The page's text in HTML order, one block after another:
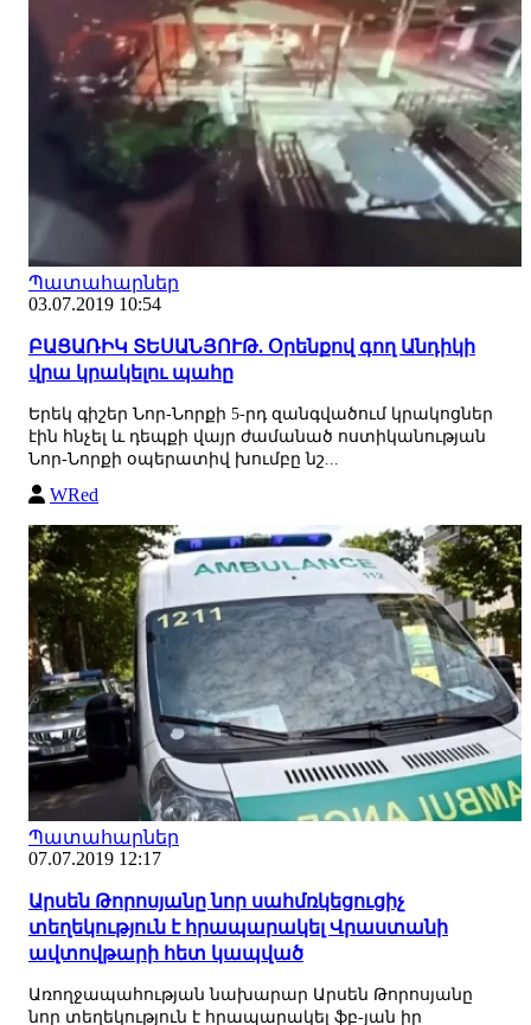
Պատահարներ
03.07.2019 10:54
ԲԱՑԱՌԻԿ ՏԵՍԱՆՅՈՒԹ. Օրենքով գող Անդիկի
վրա կրակելու պահը
Երեկ գիշեր Նոր-Նորքի 5-րդ զանգվածում կրակոցներ
էին հնչել և դեպքի վայր ժամանած ոստիկանության
Նոր-Նորքի օպերատիվ խումբը նշ...
WRed
Պատահարներ
07.07.2019 12:17
Արսեն Թորոսյանը նոր սահմռկեցուցիչ
տեղեկություն է հրապարակել Վրաստանի
ավտովթարի հետ կապված
Առողջապահության նախարար Արսեն Թորոսյանը
նոր տեղեկություն է հրապարակել ֆբ-յան իր